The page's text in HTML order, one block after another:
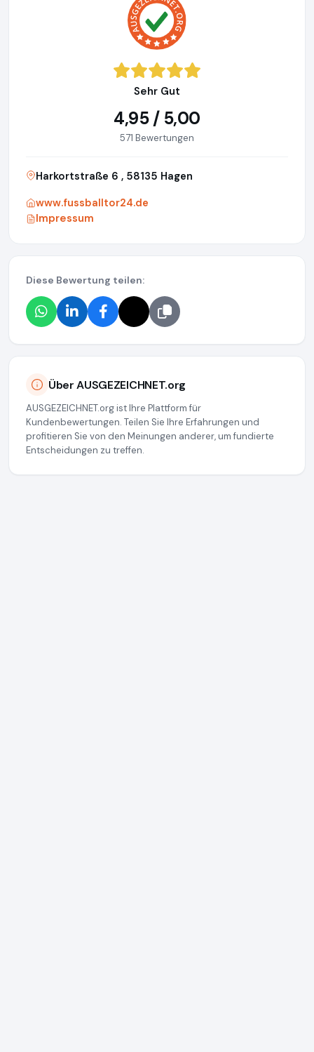
Sehr Gut
4,95 / 5,00
571 Bewertungen
Harkortstraße 6 , 58135 Hagen
www.fussballtor24.de
Impressum
Diese Bewertung teilen:
Über AUSGEZEICHNET.org
AUSGEZEICHNET.org ist Ihre Plattform für
Kundenbewertungen. Teilen Sie Ihre Erfahrungen und
profitieren Sie von den Meinungen anderer, um fundierte
Entscheidungen zu treffen.